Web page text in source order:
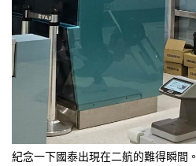
紀念一下國泰出現在二航的難得瞬間。